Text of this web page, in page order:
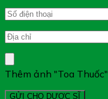
Thêm ảnh "Toa Thuốc"